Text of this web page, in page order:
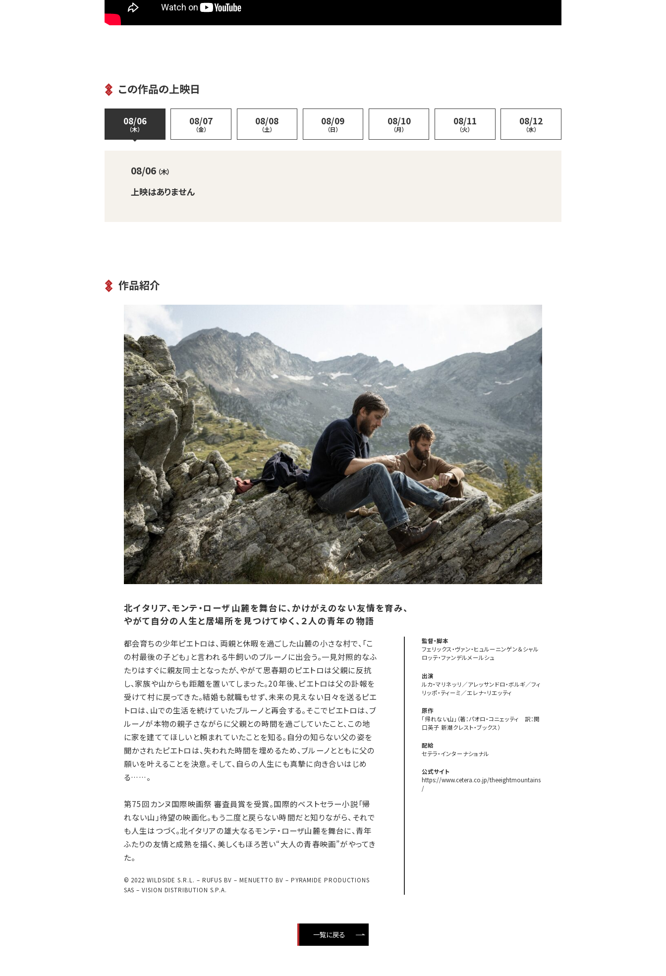
この作品の上映日
08/06
（木）
08/07
（金）
08/08
（土）
08/09
（日）
08/10
（月）
08/11
（火）
08/12
（水）
08/06 （木）
上映はありません
作品紹介
北イタリア、モンテ・ローザ山麓を舞台に、かけがえのない友情を育み、
やがて自分の人生と居場所を見つけてゆく、２人の青年の物語
都会育ちの少年ピエトロは、両親と休暇を過ごした山麓の小さな村で、「こ
の村最後の子ども」と言われる牛飼いのブルーノに出会う。一見対照的なふ
たりはすぐに親友同士となったが、やがて思春期のピエトロは父親に反抗
し、家族や山からも距離を置いてしまった。20年後、ピエトロは父の訃報を
受けて村に戻ってきた。結婚も就職もせず、未来の見えない日々を送るピエ
トロは、山での生活を続けていたブルーノと再会する。そこでピエトロは、ブ
ルーノが本物の親子さながらに父親との時間を過ごしていたこと、この地
に家を建ててほしいと頼まれていたことを知る。自分の知らない父の姿を
聞かされたピエトロは、失われた時間を埋めるため、ブルーノとともに父の
願いを叶えることを決意。そして、自らの人生にも真摯に向き合いはじめ
る……。
第75回カンヌ国際映画祭 審査員賞を受賞。国際的ベストセラー小説「帰
れない山」待望の映画化。もう二度と戻らない時間だと知りながら、それで
も人生はつづく。北イタリアの雄大なるモンテ・ローザ山麓を舞台に、青年
ふたりの友情と成熟を描く、美しくもほろ苦い“大人の青春映画”がやってき
た。
© 2022 WILDSIDE S.R.L. – RUFUS BV – MENUETTO BV – PYRAMIDE PRODUCTIONS
SAS – VISION DISTRIBUTION S.P.A.
監督・脚本
フェリックス・ヴァン・ヒュルーニンゲン＆シャル
ロッテ・ファンデルメールシュ
出演
ルカ・マリネッリ／アレッサンドロ・ボルギ／フィ
リッポ・ティーミ／エレナ・リエッティ
原作
「帰れない山」（著：パオロ・コニェッティ 訳：関
口英子 新潮クレスト・ブックス）
配給
セテラ・インターナショナル
公式サイト
https://www.cetera.co.jp/theeightmountains
/
一覧に戻る